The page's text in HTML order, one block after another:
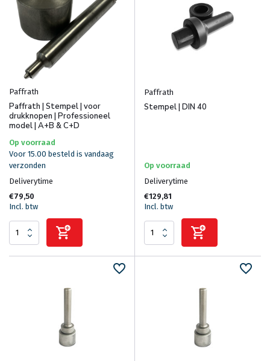
Paffrath
Paffrath | Stempel | voor
drukknopen | Professioneel
model | A+B & C+D
Op voorraad
Voor 15.00 besteld is vandaag
verzonden
Deliverytime
€79,50
Incl. btw
Paffrath
Stempel | DIN 40
Op voorraad
Deliverytime
€129,81
Incl. btw